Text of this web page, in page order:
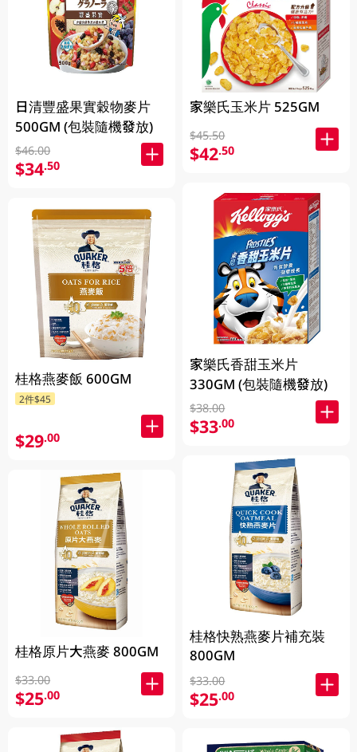
日清豐盛果實穀物麥片
500GM (包裝隨機發放)
$46.00
$34.50
桂格燕麥飯 600GM
2件$45
$29.00
桂格原片大燕麥 800GM
$33.00
$25.00
家樂氏玉米片 525GM
$45.50
$42.50
家樂氏香甜玉米片
330GM (包裝隨機發放)
$38.00
$33.00
桂格快熟燕麥片補充裝
800GM
$33.00
$25.00